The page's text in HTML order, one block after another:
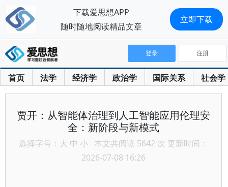
首页 法学 经济学 政治学 国际关系 社会学
登录 注册
贾开：从智能体治理到人工智能应用伦理安
全：新阶段与新模式
选择字号： 大 中 小 本文共阅读 5642 次 更新时间：
2026-07-08 16:26
下载爱思想APP
随时随地阅读精品文章
立即下载